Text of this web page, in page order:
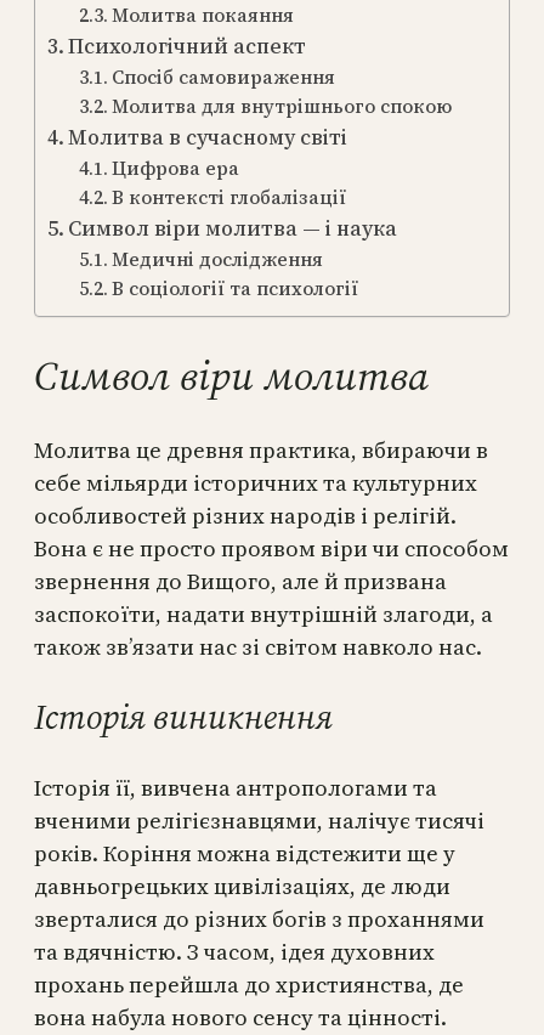
Молитва покаяння
Психологічний аспект
Спосіб самовираження
Молитва для внутрішнього спокою
Молитва в сучасному світі
Цифрова ера
В контексті глобалізації
Символ віри молитва — і наука
Медичні дослідження
В соціології та психології
Символ віри молитва
Молитва це древня практика, вбираючи в
себе мільярди історичних та культурних
особливостей різних народів і релігій.
Вона є не просто проявом віри чи способом
звернення до Вищого, але й призвана
заспокоїти, надати внутрішній злагоди, а
також зв’язати нас зі світом навколо нас.
Історія виникнення
Історія її, вивчена антропологами та
вченими релігієзнавцями, налічує тисячі
років. Коріння можна відстежити ще у
давньогрецьких цивілізаціях, де люди
зверталися до різних богів з проханнями
та вдячністю. З часом, ідея духовних
прохань перейшла до християнства, де
вона набула нового сенсу та цінності.